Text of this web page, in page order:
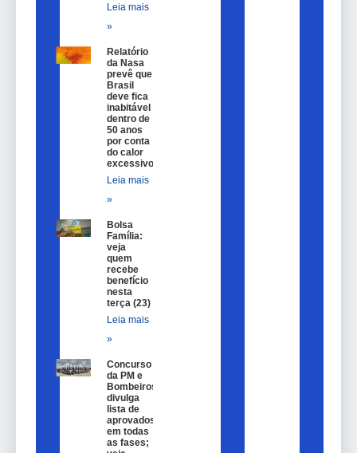
Leia mais
»
Relatório
da Nasa
prevê que
Brasil
deve fica
inabitável
dentro de
50 anos
por conta
do calor
excessivo
Leia mais
»
Bolsa
Família:
veja
quem
recebe
benefício
nesta
terça (23)
Leia mais
»
Concurso
da PM e
Bombeiros
divulga
lista de
aprovados
em todas
as fases;